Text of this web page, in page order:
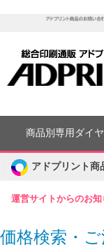
運営サイトからのお知
商品別専用ダイ
アドプリント商
価格検索・